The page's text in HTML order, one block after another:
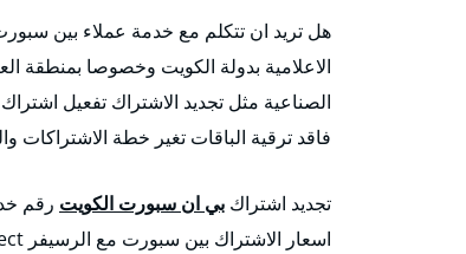
هل تريد ان تتكلم مع خدمة عملاء بين
الاعلامية بدولة الكويت وخصوصا بمنطقة
الصناعية مثل تجديد الاشتراك تفعيل
فاقد ترقية الباقات تغير خطة الاشتراكات
تجديد اشتراك بي ان سبورت الكويت
اسعار الاشتراك بين سبورت مع الرسيفر bein connect